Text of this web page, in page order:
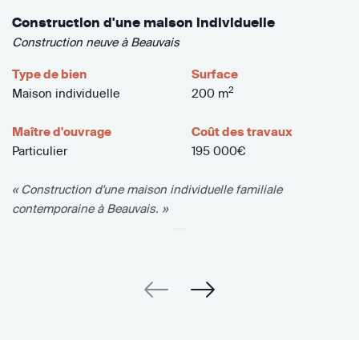
Construction d'une maison individuelle
Construction neuve à Beauvais
Type de bien
Maison individuelle
Surface
200 m2
Maître d'ouvrage
Particulier
Coût des travaux
195 000€
« Construction d'une maison individuelle familiale
contemporaine à Beauvais. »